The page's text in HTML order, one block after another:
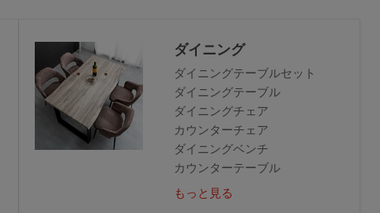
ダイニング
ダイニングテーブルセット
ダイニングテーブル
ダイニングチェア
カウンターチェア
ダイニングベンチ
カウンターテーブル
もっと見る